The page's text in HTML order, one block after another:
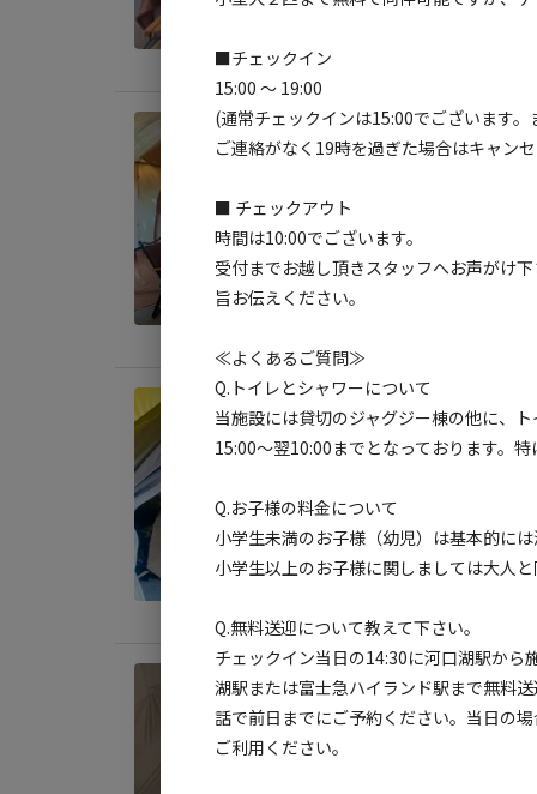
■チェックイン
15:00 ～ 19:00
(通常チェックインは15:00でございます
ご連絡がなく19時を過ぎた場合はキャン
■ チェックアウト
時間は10:00でございます。
受付までお越し頂きスタッフへお声がけ
旨お伝えください。
≪よくあるご質問≫
Q.トイレとシャワーについて
当施設には貸切のジャグジー棟の他に、
15:00〜翌10:00までとなっております。
Q.お子様の料金について
小学生未満のお子様（幼児）は基本的に
小学生以上のお子様に関しましては大人
Q.無料送迎について教えて下さい。
チェックイン当日の14:30に河口湖駅から
湖駅または富士急ハイランド駅まで無料
話で前日までにご予約ください。当日の
ご利用ください。
定員 3
宿泊
《2
《2
定員: 3
宿泊
《2